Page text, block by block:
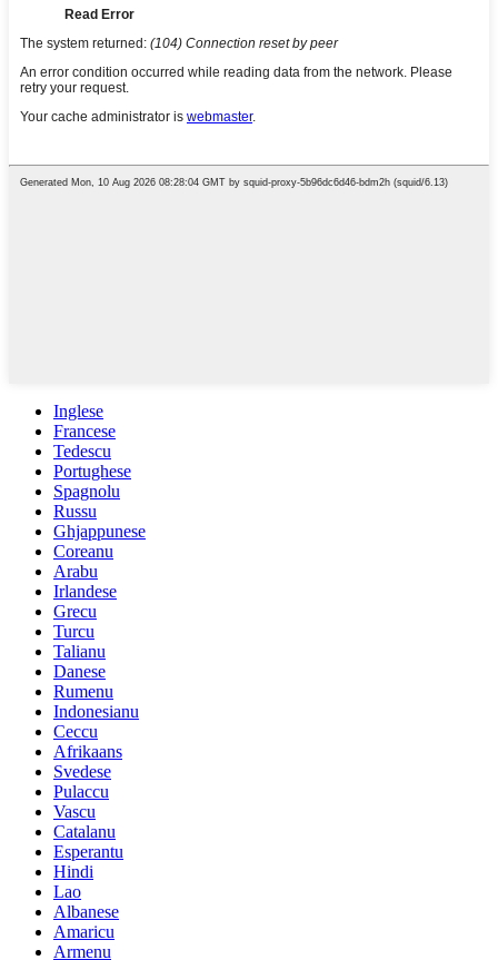
Inglese
Francese
Tedescu
Portughese
Spagnolu
Russu
Ghjappunese
Coreanu
Arabu
Irlandese
Grecu
Turcu
Talianu
Danese
Rumenu
Indonesianu
Ceccu
Afrikaans
Svedese
Pulaccu
Vascu
Catalanu
Esperantu
Hindi
Lao
Albanese
Amaricu
Armenu